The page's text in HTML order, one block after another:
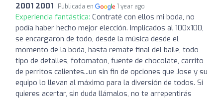
2001 2001 Publicada en 1 year ago
Experiencia fantástica: Contraté con ellos mi boda, no
podía haber hecho mejor elección. Implicados al 100x100,
se encargaron de todo, desde la música desde el
momento de la boda, hasta remate final del baile, todo
tipo de detalles, fotomaton, fuente de chocolate, carrito
de perritos calientes...un sin fin de opciones que Jose y su
equipo lo llevan al máximo para la diversión de todos. Si
quieres acertar, sin duda llámalos, no te arrepentirás